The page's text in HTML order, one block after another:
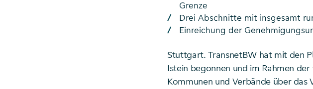
Grenze
Drei Abschnitte mit insgesamt
Einreichung der
Stuttgart. TransnetBW hat mit den
Istein begonnen und im Rahmen
Kommunen und Verbände über